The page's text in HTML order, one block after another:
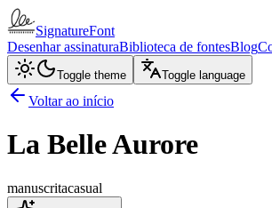
SignatureFont
Desenhar assinaturaBiblioteca de fontesBlog
Toggle theme Toggle language
Voltar ao início
La Belle Aurore
manuscritacasual